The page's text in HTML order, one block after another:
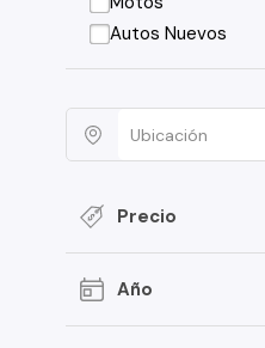
Autos Nuevos
Precio
Año